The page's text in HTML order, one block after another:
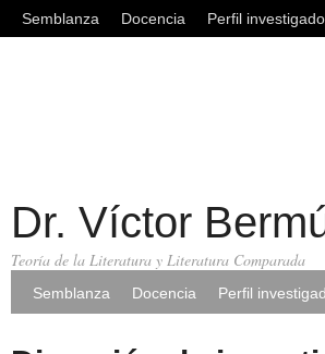
Semblanza Docencia Perfil
Dr. Víctor
Teoría de la Literatura y Literatura Comparada
Semblanza Docencia Perfil